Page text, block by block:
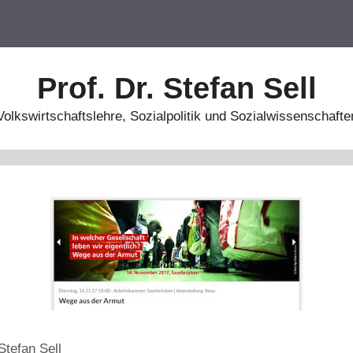
Prof. Dr. Stefan Sell
Sozialpolitik und
Sell